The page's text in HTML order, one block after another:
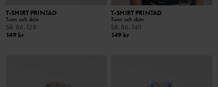
T-SHIRT PRINTAD
Tunn och skön
Stl: 86-128
149 kr
T-SHIRT PRINTAD
Tunn och skön
Stl: 86-140
149 kr